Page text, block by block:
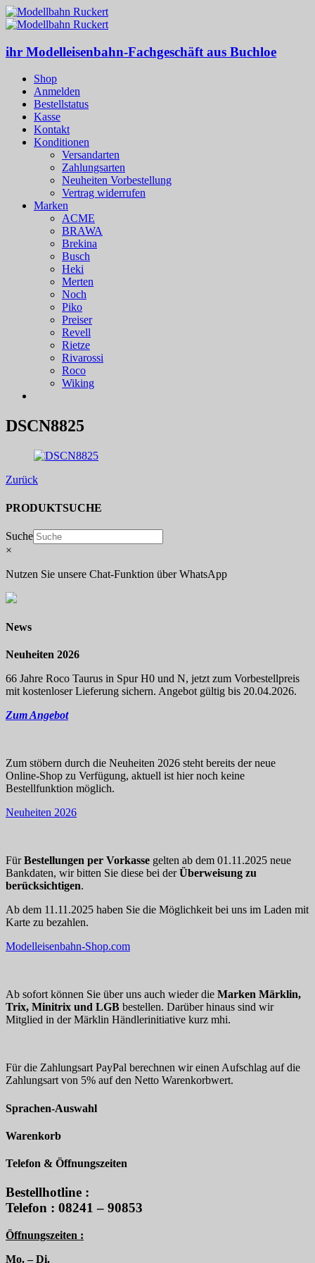
ihr Modelleisenbahn-Fachgeschäft aus Buchloe
Shop
Anmelden
Bestellstatus
Kasse
Kontakt
Konditionen
Versandarten
Zahlungsarten
Neuheiten Vorbestellung
Vertrag widerrufen
Marken
ACME
BRAWA
Brekina
Busch
Heki
Merten
Noch
Piko
Preiser
Revell
Rietze
Rivarossi
Roco
Wiking
DSCN8825
Zurück
PRODUKTSUCHE
Suche
×
Nutzen Sie unsere Chat-Funktion über WhatsApp
News
Neuheiten 2026
66 Jahre Roco Taurus in Spur H0 und N, jetzt zum Vorbestellpreis
mit kostenloser Lieferung sichern. Angebot gültig bis 20.04.2026.
Zum Angebot
Zum stöbern durch die Neuheiten 2026 steht bereits der neue
Online-Shop zu Verfügung, aktuell ist hier noch keine
Bestellfunktion möglich.
Neuheiten 2026
FürBestellungen per Vorkasse gelten ab dem 01.11.2025 neue
Bankdaten, wir bitten Sie diese bei derÜberweisung zu
berücksichtigen.
Ab dem 11.11.2025 haben Sie die Möglichkeit bei uns im Laden mit
Karte zu bezahlen.
Modelleisenbahn-Shop.com
Ab sofort können Sie über uns auch wieder die Marken Märklin,
Trix, Minitrix und LGB bestellen. Darüber hinaus sind wir
Mitglied in der Märklin Händlerinitiative kurz mhi.
Für die Zahlungsart PayPal berechnen wir einen Aufschlag auf die
Zahlungsart von 5% auf den Netto Warenkorbwert.
Sprachen-Auswahl
Warenkorb
Telefon & Öffnungszeiten
Bestellhotline :
Telefon : 08241 – 90853
Öffnungszeiten :
Mo. – Di.